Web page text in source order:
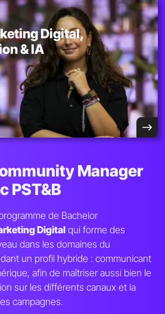
Digital,
& IA
Manager
PST&B
de Bachelor
Digital qui forme des
dans les domaines du
un profil hybride : communicant
afin de maîtriser aussi bien le
sur les différents canaux et la
campagnes.